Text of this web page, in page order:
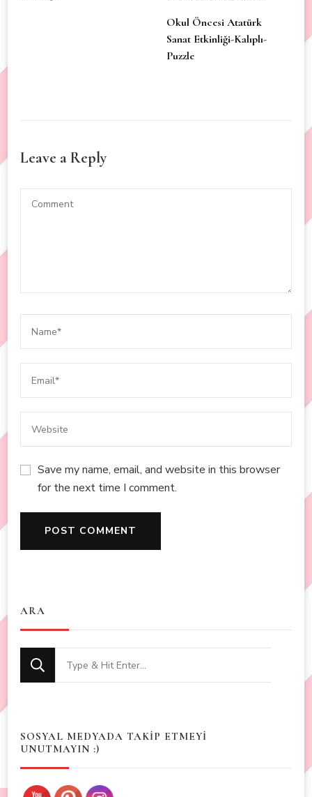
Okul Öncesi Atatürk
Sanat Etkinliği-Kalıplı-
Puzzle
Leave a Reply
Save my name, email, and website in this browser
for the next time I comment.
ARA
Looking
for
SOSYAL MEDYADA TAKİP ETMEYİ
UNUTMAYIN :)